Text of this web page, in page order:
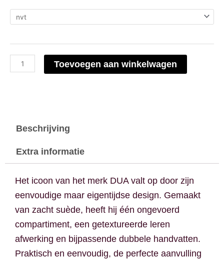
aantal
Toevoegen aan winkelwagen
Beschrijving
Extra informatie
Het icoon van het merk DUA valt op door zijn
eenvoudige maar eigentijdse design. Gemaakt
van zacht suède, heeft hij één ongevoerd
compartiment, een getextureerde leren
afwerking en bijpassende dubbele handvatten.
Praktisch en eenvoudig, de perfecte aanvulling